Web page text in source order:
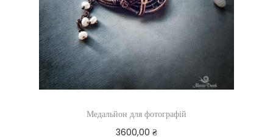
Медальйон для фотографій
3600,00 ₴